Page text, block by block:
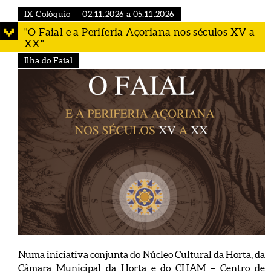
IX Colóquio 02.11.2026 a 05.11.2026
"O Faial e a Periferia Açoriana nos séculos XV a
XX"
Ilha do Faial
Numa iniciativa conjunta do Núcleo Cultural da Horta, da
Câmara Municipal da Horta e do CHAM – Centro de